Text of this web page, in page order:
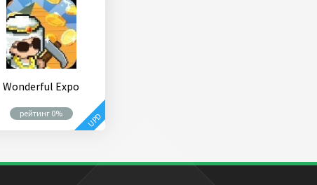
Wonderful Expo
рейтинг 0% UPD